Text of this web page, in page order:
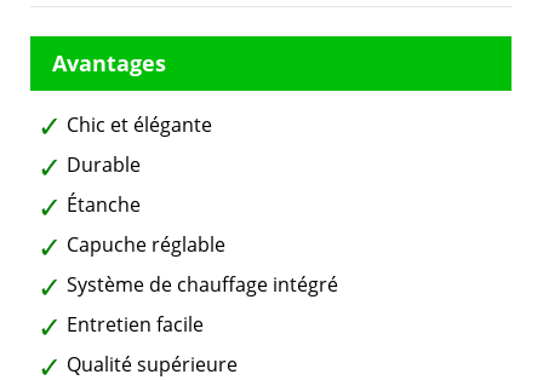
Chic et élégante
Durable
Étanche
Capuche réglable
Système de chauffage intégré
Entretien facile
Qualité supérieure